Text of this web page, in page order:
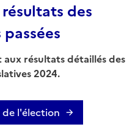
des
résultats détaillés des
2024.
de l'élection